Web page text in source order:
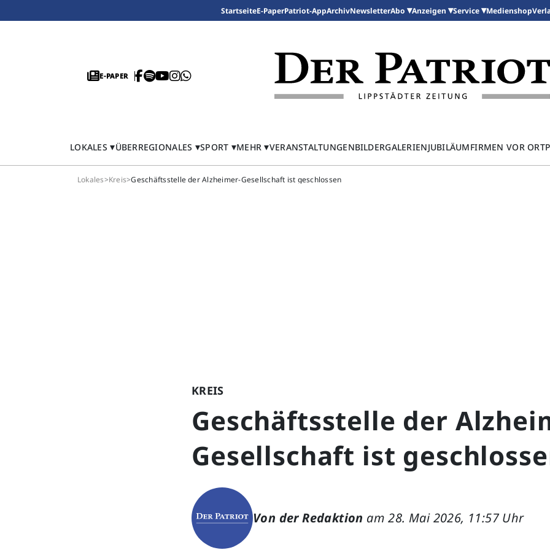
StartseiteE-PaperPatriot-AppArchivNewsletterAbo Anzeigen Service Medienshop
E-PAPER
LOKALES ÜBERREGIONALES SPORT MEHR VERANSTALTUNGENBILDERGALERIENJUBILÄUMFIRMEN VOR ORT
Lokales>Kreis>Geschäftsstelle der Alzheimer-Gesellschaft ist geschlossen
KREIS
Geschäftsstelle der
Gesellschaft ist
Von der Redaktion am 28. Mai 2026, 11:57 Uhr